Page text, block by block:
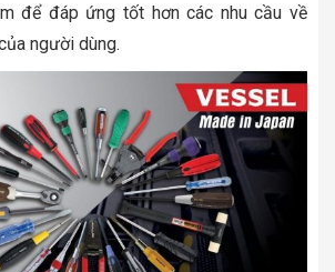
để đáp ứng tốt hơn các nhu cầu về
người dùng.